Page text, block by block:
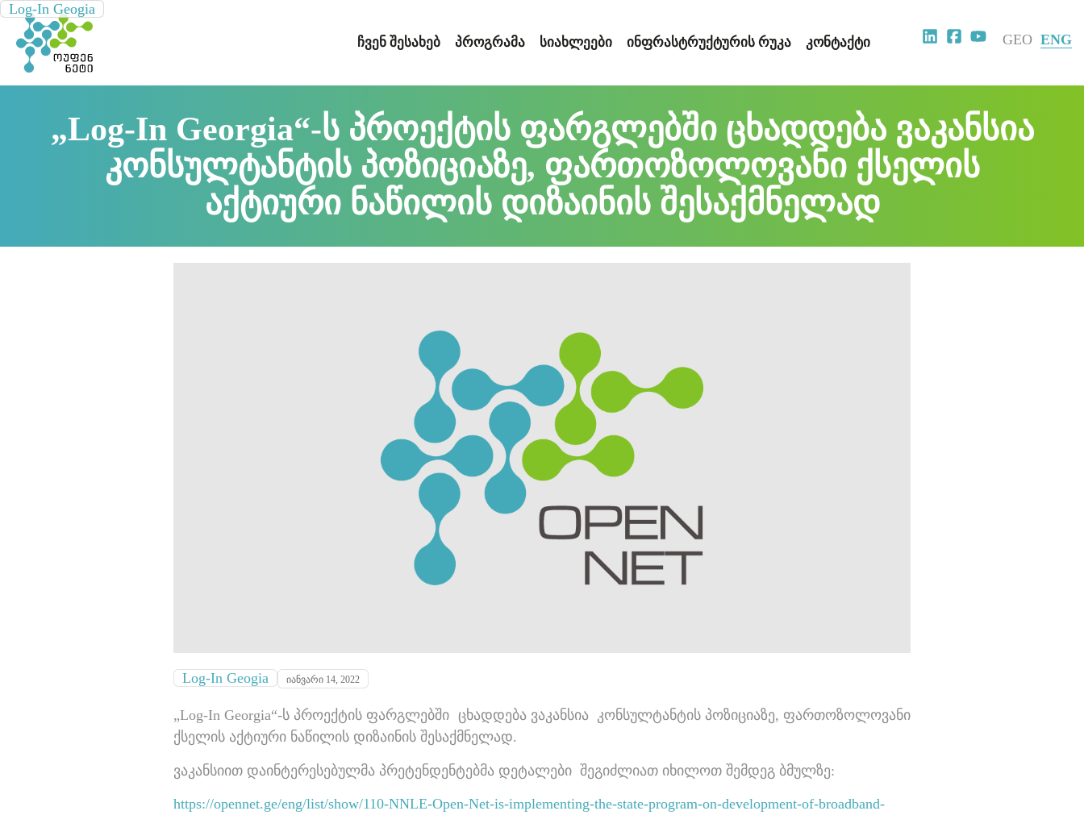
GEO ENG
ᲩᲕᲔᲜ ᲨᲔᲡᲐᲮᲔᲑ ᲞᲠᲝᲒᲠᲐᲛᲐ ᲡᲘᲐᲮᲚᲔᲔᲑᲘ ᲘᲜᲤᲠᲐᲡᲢᲠᲣᲥᲢᲣᲠᲘᲡ ᲠᲣᲙᲐ ᲙᲝᲜᲢᲐᲥᲢᲘ
„Log-In Georgia“-ს პროექტის ფარგლებში ცხადდება ვაკანსია
კონსულტანტის პოზიციაზე, ფართოზოლოვანი ქსელის
აქტიური ნაწილის დიზაინის შესაქმნელად
Log-In Geogia
Log-In Geogia იანვარი 14, 2022
Log-In Geogia
„Log-In Georgia“-ს პროექტის ფარგლებში ცხადდება ვაკანსია კონსულტანტის პოზიციაზე, ფართოზოლოვანი
ქსელის აქტიური ნაწილის დიზაინის შესაქმნელად.
ვაკანსიით დაინტერესებულმა პრეტენდენტებმა დეტალები შეგიძლიათ იხილოთ შემდეგ ბმულზე:
https://opennet.ge/eng/list/show/110-NNLE-Open-Net-is-implementing-the-state-program-on-development-of-broadband-